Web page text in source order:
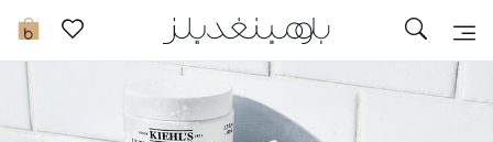
0 تخفيضات
مشاهدة الكل